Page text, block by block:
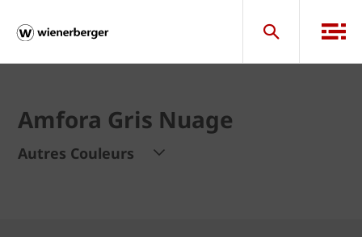
Amfora Gris Nuage
Autres Couleurs